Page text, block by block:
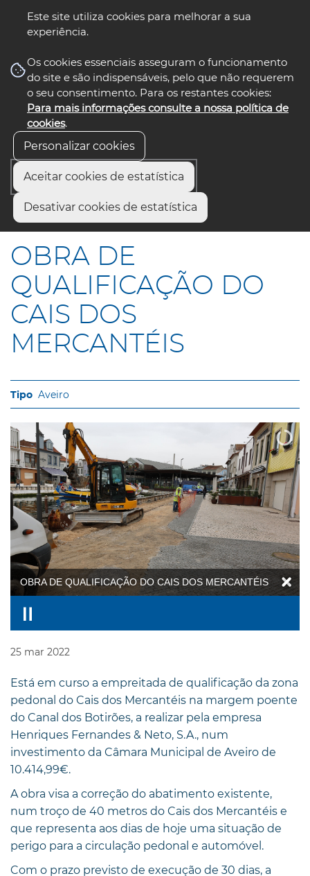
Este site utiliza cookies para melhorar a sua
experiência.
Os cookies essenciais asseguram o funcionamento
do site e são indispensáveis, pelo que não requerem
o seu consentimento. Para os restantes cookies:
Para mais informações consulte a nossa política de
cookies.
Personalizar cookies
Aceitar cookies de estatística
Desativar cookies de estatística
nos select language
Início
OBRA DE QUALIFICAÇÃO DO CAIS DOS MERCANTÉIS
OBRA DE
QUALIFICAÇÃO DO
CAIS DOS
MERCANTÉIS
Aveiro
OBRA DE QUALIFICAÇÃO DO CAIS DOS MERCANTÉIS
25 mar 2022
Está em curso a empreitada de qualificação da zona
pedonal do Cais dos Mercantéis na margem poente
do Canal dos Botirões, a realizar pela empresa
Henriques Fernandes & Neto, S.A., num
investimento da Câmara Municipal de Aveiro de
10.414,99€.
A obra visa a correção do abatimento existente,
num troço de 40 metros do Cais dos Mercantéis e
que representa aos dias de hoje uma situação de
perigo para a circulação pedonal e automóvel.
Com o prazo previsto de execução de 30 dias, a